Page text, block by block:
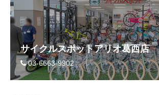
求人情報
募集中の求人情報
法人様
サイクルスポットアリオ葛西店
03-6663-9902